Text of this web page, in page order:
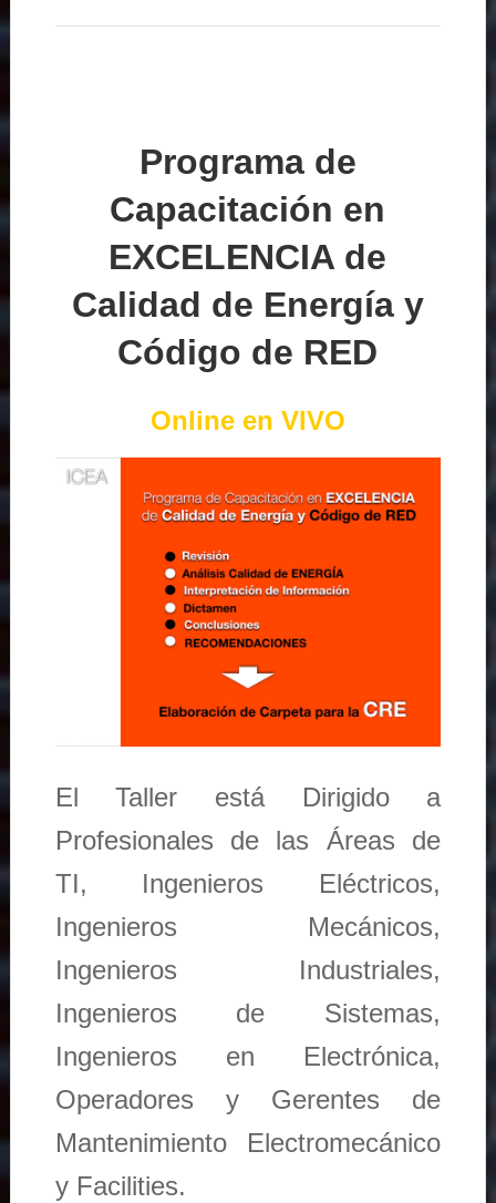
Programa de
Capacitación en
EXCELENCIA de
Calidad de Energía y
Código de RED
Online en VIVO
El Taller está Dirigido a
Profesionales de las Áreas de
TI, Ingenieros Eléctricos,
Ingenieros Mecánicos,
Ingenieros Industriales,
Ingenieros de Sistemas,
Ingenieros en Electrónica,
Operadores y Gerentes de
Mantenimiento Electromecánico
y Facilities.